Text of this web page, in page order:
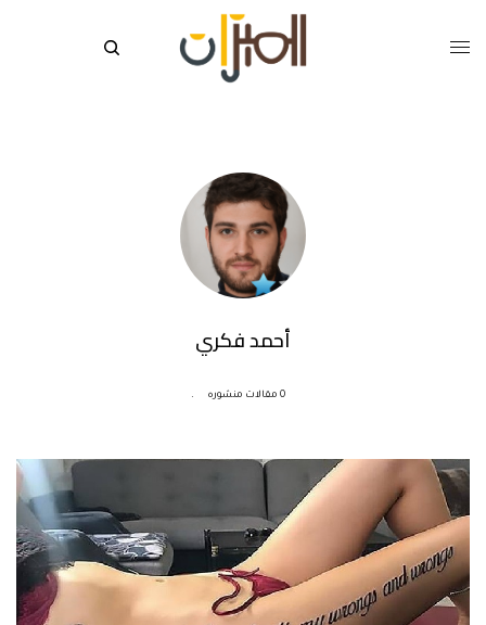
أحمد فكري
0 مقالات منشوره .